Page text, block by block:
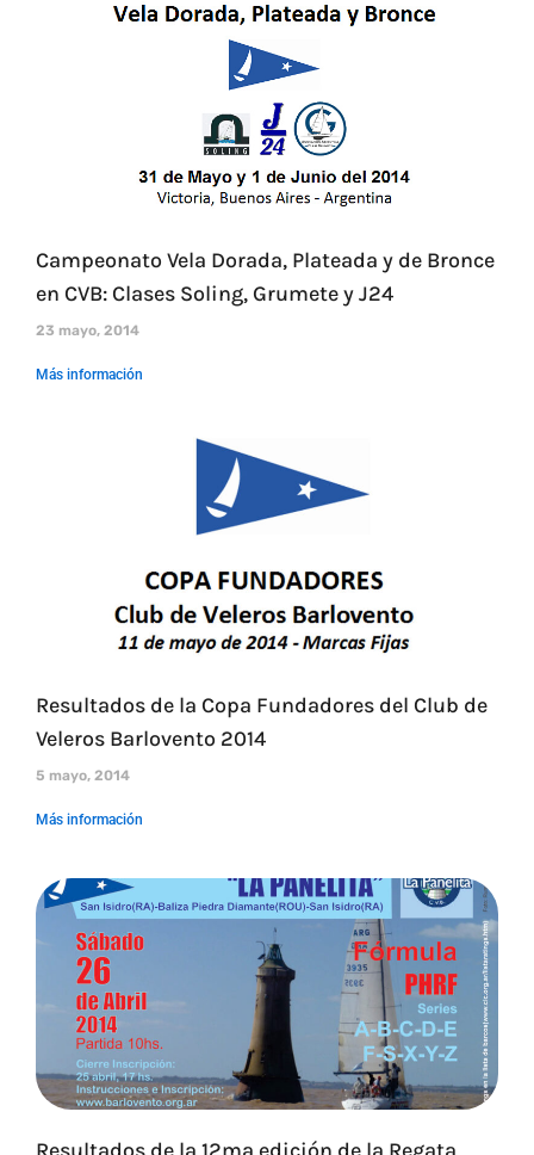
Campeonato Vela Dorada, Plateada y de Bronce
en CVB: Clases Soling, Grumete y J24
23 mayo, 2014
Más información
Resultados de la Copa Fundadores del Club de
Veleros Barlovento 2014
5 mayo, 2014
Más información